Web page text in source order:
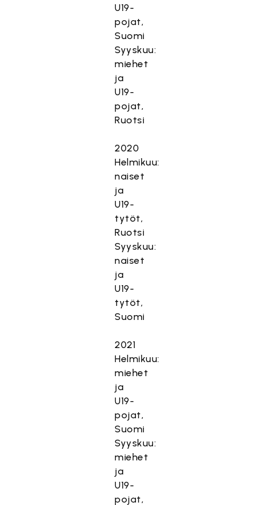
U19-
pojat,
Suomi
Syyskuu:
miehet
ja
U19-
pojat,
Ruotsi
2020
Helmikuu:
naiset
ja
U19-
tytöt,
Ruotsi
Syyskuu:
naiset
ja
U19-
tytöt,
Suomi
2021
Helmikuu:
miehet
ja
U19-
pojat,
Suomi
Syyskuu:
miehet
ja
U19-
pojat,